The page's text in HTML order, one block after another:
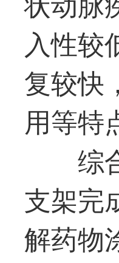
入性较
复较快
用等特
综
支架完
解药物